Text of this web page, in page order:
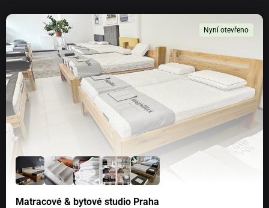
Nyní otevřeno
Matracové & bytové studio Praha